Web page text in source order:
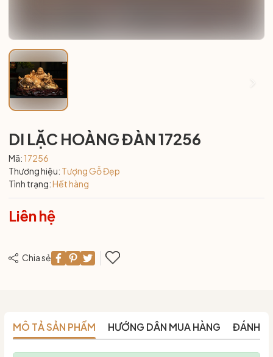
DI LẶC HOÀNG ĐÀN 17256
Mã: 17256
Thương hiệu: Tượng Gỗ Đẹp
Tình trạng:Hết hàng
Liên hệ
Chia sẻ
MÔ TẢ SẢN PHẨM HƯỚNG DẪN MUA HÀNG ĐÁNH